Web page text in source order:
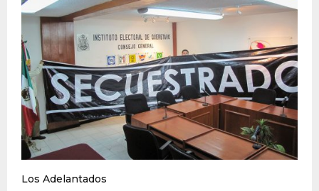
Los Adelantados